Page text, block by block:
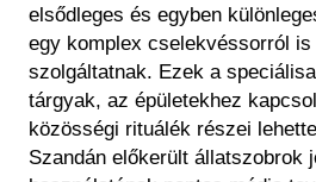
elsődleges és egyben
egy komplex cselekvéssorról is
szolgáltatnak. Ezek a
tárgyak, az épületekhez
közösségi rituálék részei
Szandán előkerült állatszobrok